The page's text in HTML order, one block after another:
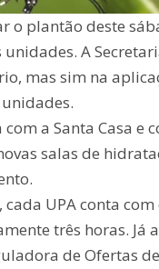
o plantão deste
unidades. A
mas sim na
com a Santa Casa
salas de
UPA conta
três horas. Já
de Ofertas